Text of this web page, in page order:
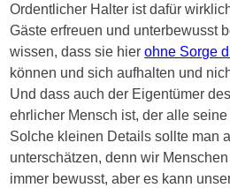
Ordentlicher Halter ist dafür
Gäste erfreuen und unterbewusst
wissen, dass sie hierohne Sorge
können und sich aufhalten und
Und dass auch der Eigentümer
ehrlicher Mensch ist, der alle
Solche kleinen Details sollte man
unterschätzen, denn wir
immer bewusst, aber es kann